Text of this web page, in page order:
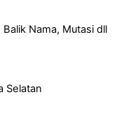
Nama, Mutasi dll
Selatan